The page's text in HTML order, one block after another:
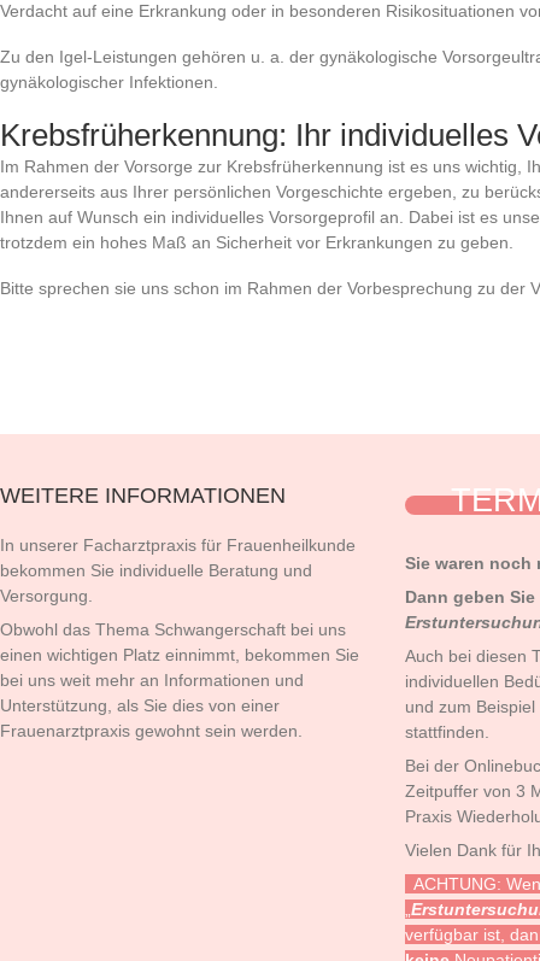
Verdacht auf eine Erkrankung oder in besonderen Risikosituationen
Zu den Igel-Leistungen gehören u. a. der gynäkologische
gynäkologischer Infektionen.
Krebsfrüherkennung: Ihr individuelles
Im Rahmen der Vorsorge zur Krebsfrüherkennung ist es uns wichtig,
andererseits aus Ihrer persönlichen Vorgeschichte ergeben, zu
Ihnen auf Wunsch ein individuelles Vorsorgeprofil an. Dabei ist es
trotzdem ein hohes Maß an Sicherheit vor Erkrankungen zu geben.
Bitte sprechen sie uns schon im Rahmen der Vorbesprechung zu der
WEITERE INFORMATIONEN
In unserer Facharztpraxis für Frauenheilkunde
bekommen Sie individuelle Beratung und
Versorgung.
Obwohl das Thema Schwangerschaft bei uns
einen wichtigen Platz einnimmt, bekommen Sie
bei uns weit mehr an Informationen und
Unterstützung, als Sie dies von einer
Frauenarztpraxis gewohnt sein werden.
Sie waren noch
Dann geben
Auch bei diesen
individuellen
und zum
stattfinden.
Bei der
Zeitpuffer von 3
Praxis
Vielen Dank für
ACHTUNG:
verfügbar ist,